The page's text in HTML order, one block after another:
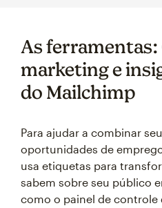
As ferramentas:
marketing e
do Mailchimp
Para ajudar a combinar
oportunidades de
usa etiquetas para
sabem sobre seu público
como o painel de controle